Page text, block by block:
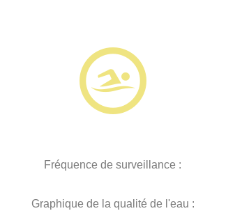
Fréquence de surveillance :
Graphique de la qualité de l'eau :